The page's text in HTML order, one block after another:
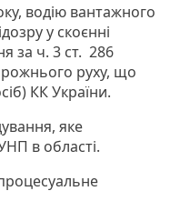
водію вантажного
у скоєнні
за ч. 3 ст. 286
руху, що
КК України.
яке
в області.